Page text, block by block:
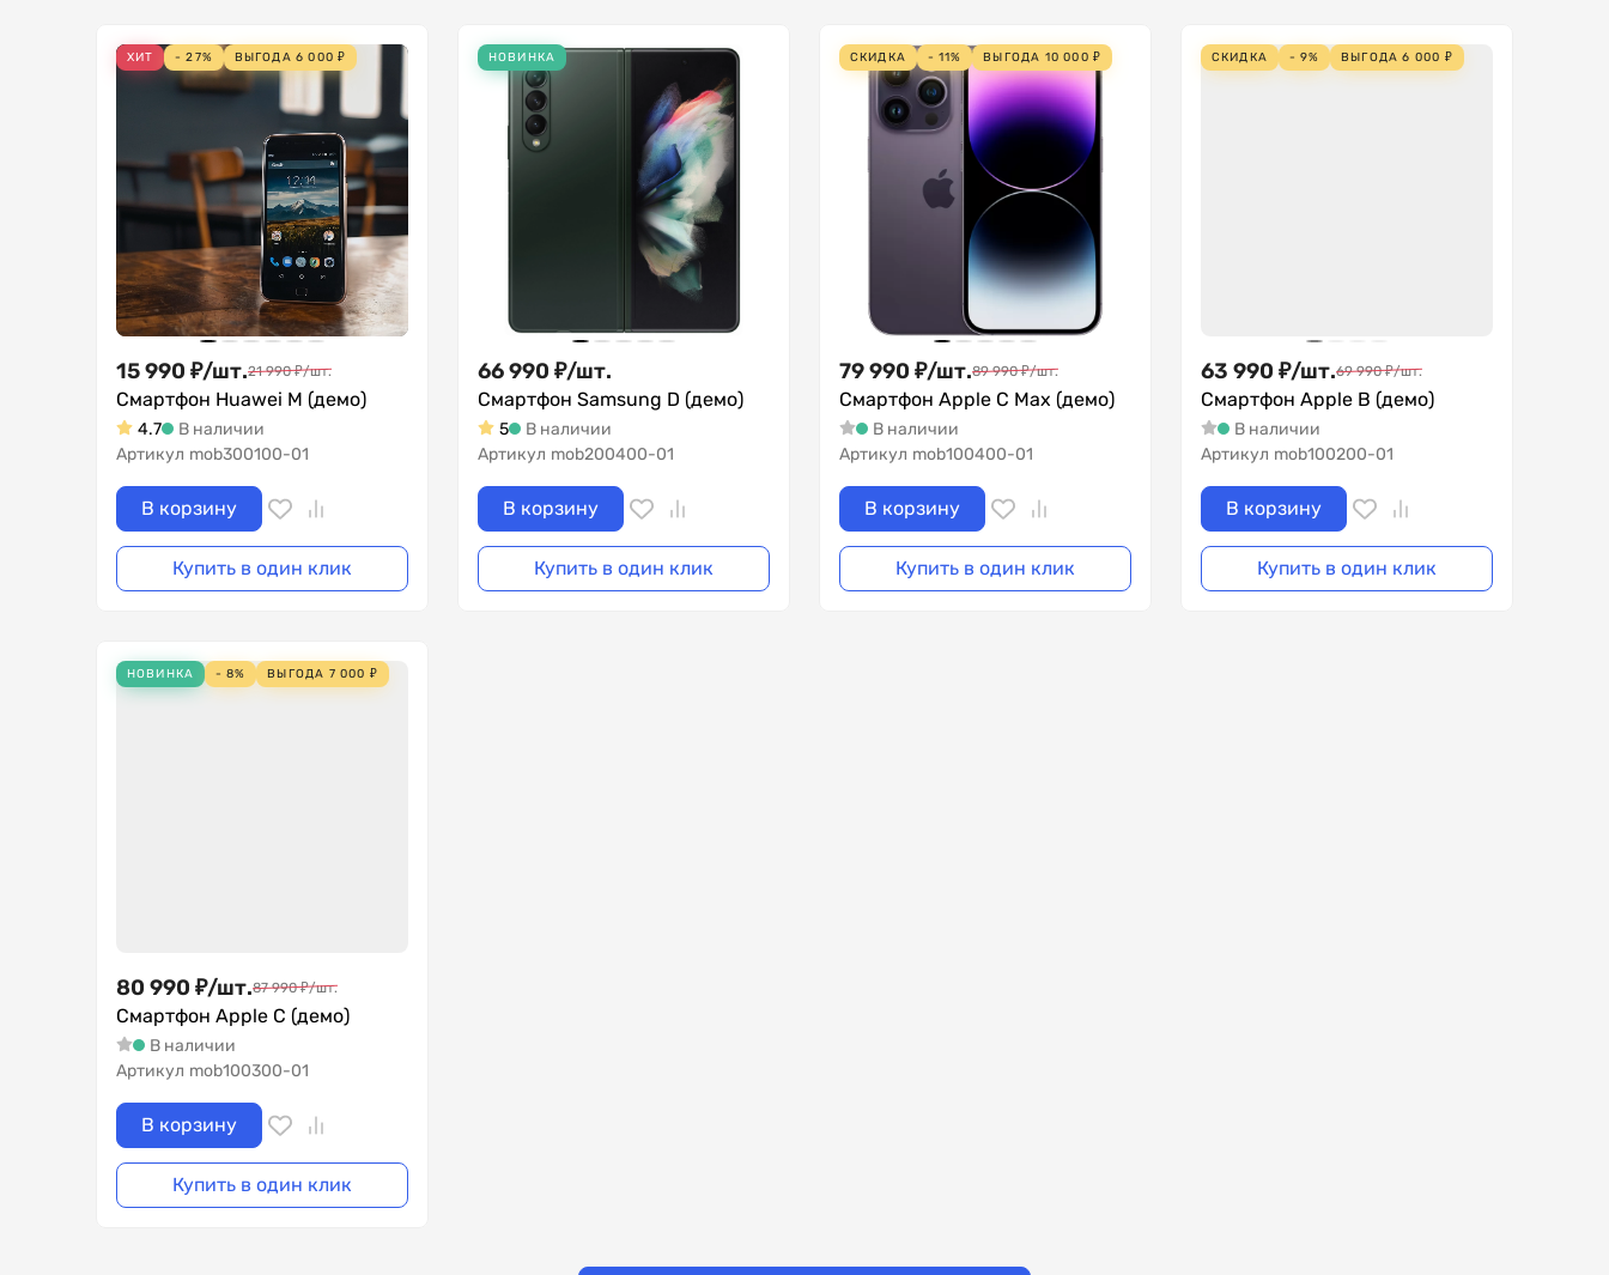
ХИТ - 27% ВЫГОДА 6 000 ₽
15 990 ₽/шт.21 990 ₽/шт.
Смартфон Huawei M (демо)
4.7
В наличии
Артикул mob300100-01
В корзину
Купить в один клик
НОВИНКА
66 990 ₽/шт.
Смартфон Samsung D (демо)
5
В наличии
Артикул mob200400-01
В корзину
Купить в один клик
СКИДКА - 11% ВЫГОДА 10 000 ₽
79 990 ₽/шт.89 990 ₽/шт.
Смартфон Apple C Max (демо)
В наличии
Артикул mob100400-01
В корзину
Купить в один клик
СКИДКА - 9% ВЫГОДА6 000 ₽
63 990 ₽/шт.69 990 ₽/шт.
Смартфон Apple B (демо)
В наличии
Артикул mob100200-01
В корзину
Купить в один клик
НОВИНКА - 8% ВЫГОДА 7 000 ₽
80 990 ₽/шт.87 990 ₽/шт.
Смартфон Apple C (демо)
В наличии
Артикул mob100300-01
В корзину
Купить в один клик